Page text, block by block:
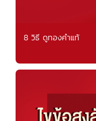
8 วิธี ดูทองคำแท้